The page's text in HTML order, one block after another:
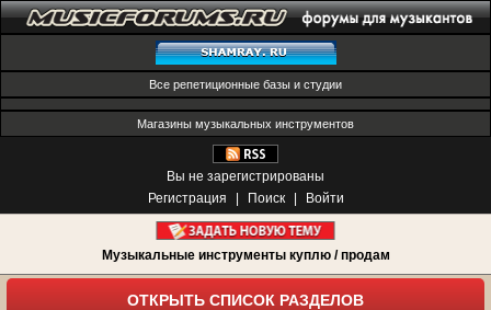
Все репетиционные базы и студии
Магазины музыкальных инструментов
Вы не зарегистрированы
Регистрация
Поиск Войти
Музыкальные инструменты куплю / продам
ОТКРЫТЬ СПИСОК РАЗДЕЛОВ